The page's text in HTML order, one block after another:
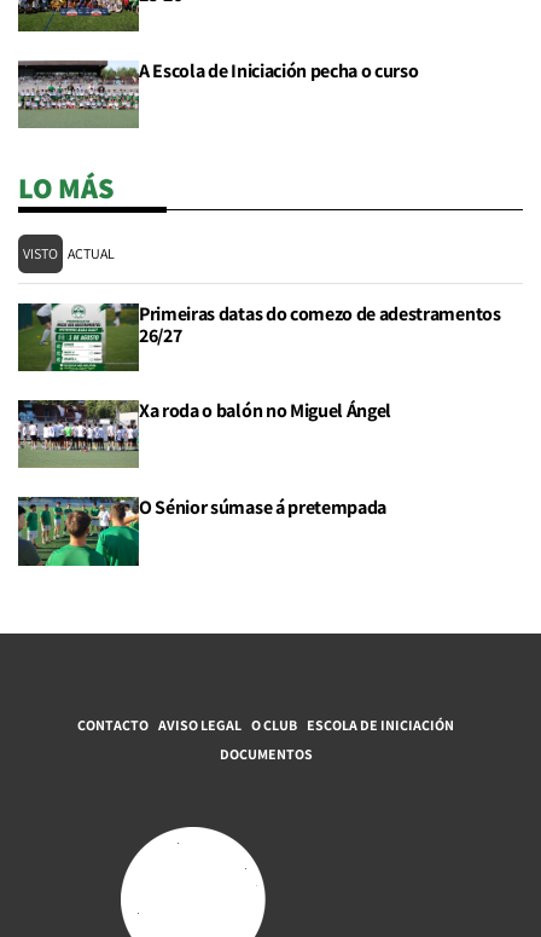
A Escola de Iniciación pecha o curso
LO MÁS
VISTO ACTUAL
Primeiras datas do comezo de adestramentos
26/27
Xa roda o balón no Miguel Ángel
O Sénior súmase á pretempada
CONTACTO AVISO LEGAL O CLUB ESCOLA DE INICIACIÓN
DOCUMENTOS